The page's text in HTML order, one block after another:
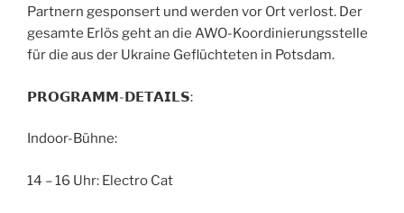
Partnern gesponsert und werden vor Ort verlost. Der
gesamte Erlös geht an die AWO-Koordinierungsstelle
für die aus der Ukraine Geflüchteten in Potsdam.
𝗣𝗥𝗢𝗚𝗥𝗔𝗠𝗠-𝗗𝗘𝗧𝗔𝗜𝗟𝗦:
Indoor-Bühne:
14 – 16 Uhr: Electro Cat